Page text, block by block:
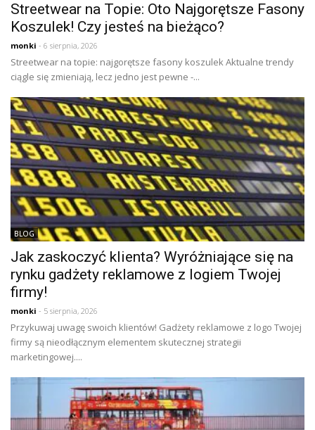
Streetwear na Topie: Oto Najgorętsze Fasony
Koszulek! Czy jesteś na bieżąco?
monki - 6 sierpnia, 2026
Streetwear na topie: najgorętsze fasony koszulek Aktualne trendy
ciągle się zmieniają, lecz jedno jest pewne -...
BLOG
Jak zaskoczyć klienta? Wyróżniające się na
rynku gadżety reklamowe z logiem Twojej
firmy!
monki - 5 sierpnia, 2026
Przykuwaj uwagę swoich klientów! Gadżety reklamowe z logo Twojej
firmy są nieodłącznym elementem skutecznej strategii
marketingowej....